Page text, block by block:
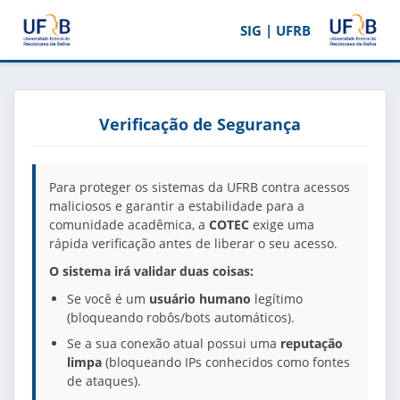
SIG | UFRB
Verificação de Segurança
Para proteger os sistemas da UFRB contra acessos
maliciosos e garantir a estabilidade para a
comunidade acadêmica, a COTEC exige uma
rápida verificação antes de liberar o seu acesso.
O sistema irá validar duas coisas:
Se você é um usuário humano legítimo
(bloqueando robôs/bots automáticos).
Se a sua conexão atual possui uma reputação
limpa (bloqueando IPs conhecidos como fontes
de ataques).